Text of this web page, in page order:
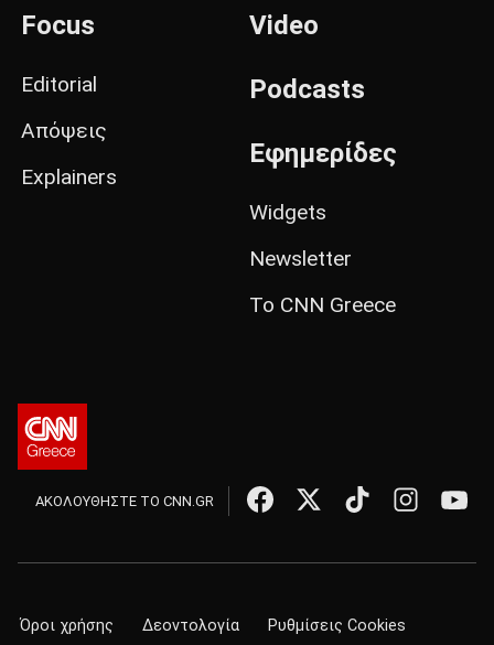
Focus
Editorial
Απόψεις
Explainers
Video
Podcasts
Εφημερίδες
Widgets
Newsletter
Το CNN Greece
ΑΚΟΛΟΥΘΗΣΤΕ ΤΟ CNN.GR
Όροι χρήσης Δεοντολογία Ρυθμίσεις Cookies